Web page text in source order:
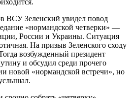
ВСУ Зеленский увидел повод
«нормандской четверки» —
России и Украины. Ситуация
На призыв Зеленского сходу
возбужденный президент
и обсудил среди прочего
новой «нормандской встречи», но